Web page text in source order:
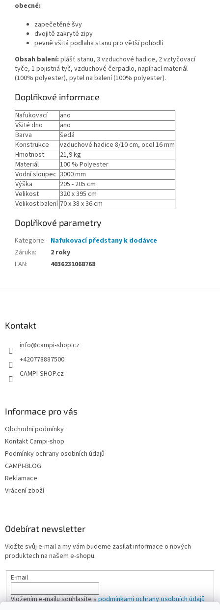
obecné:
zapečetěné švy
dvojitě zakryté zipy
pevně všitá podlaha stanu pro větší pohodlí
Obsah balení: plášť stanu, 3 vzduchové hadice, 2 vztyčovací
tyče, 1 pojistná tyč, vzduchové čerpadlo, napínací materiál
(100% polyester), pytel na balení (100% polyester).
Doplňkové informace
Nafukovací
ano
Všité dno
ano
Barva
šedá
Konstrukce
vzduchové hadice 8/10 cm, ocel 16 mm
Hmotnost
21,9 kg
Materiál
100 % Polyester
Vodní sloupec 3000 mm
Výška
205 - 205 cm
Velikost
320 x 395 cm
Velikost balení 70 x 38 x 36 cm
Doplňkové parametry
Kategorie: Nafukovací předstany k dodávce
Záruka:
2 roky
EAN: 4036231068768
Kontakt
info@campi-shop.cz
+420778887500
CAMPI-SHOP.cz
Informace pro vás
Obchodní podmínky
Kontakt Campi-shop
Podmínky ochrany osobních údajů
CAMPI-BLOG
Reklamace
Vrácení zboží
Odebírat newsletter
Vložte svůj e-mail a my vám budeme zasílat informace o nových
produktech na našem e-shopu.
E-mail
Vložením e-mailu souhlasíte spodmínkami ochrany osobních údajů